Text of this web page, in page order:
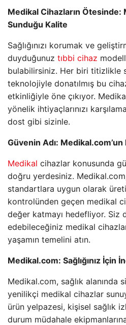
Medikal Cihazların Ötesinde:
Sunduğu Kalite
Sağlığınızı korumak ve
duyduğunuz tıbbi cihaz
bulabilirsiniz. Her biri titizlikle
teknolojiyle donatılmış bu
etkinliğiyle öne çıkıyor.
yönelik ihtiyaçlarınızı
dost gibi sizinle.
Güvenin Adı:
Medikal cihazlar konusunda
doğru yerdesiniz.
standartlara uygun olarak
kontrolünden geçen medikal
değer katmayı hedefliyor. Siz
edebileceğiniz medikal
yaşamın temelini atın.
Medikal.com: Sağlığınız İçin
Medikal.com, sağlık alanında
yenilikçi medikal cihazlar
ürün yelpazesi, kişisel sağlık
durum müdahale